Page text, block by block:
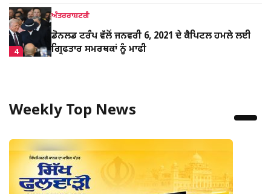
4
ਅੰਤਰਰਾਸ਼ਟਰੀ
ਡੋਨਲਡ ਟਰੰਪ ਵੱਲੋਂ ਜਨਵਰੀ 6, 2021 ਦੇ ਕੈਪਿਟਲ ਹਮਲੇ ਲਈ
ਗ੍ਰਿਫਤਾਰ ਸਮਰਥਕਾਂ ਨੂੰ ਮਾਫੀ
5
ਤੁਰੰਤ ਬਾਅਦ ਦਿੱਤਾ ਵਿਵਾਦਾਸਪਦ ਬਿਆਨ।
ਅੰਤਰਰਾਸ਼ਟਰੀ
ਰਾਸ਼ਟਰਪਤੀ ਟਰੰਪ ਨੇ ਆਪਣੇ ਚੋਣ ਵਾਅਦੇ ਅਨੁਸਾਰ WHO ਤੋਂ
ਅਮਰੀਕਾ ਨੂੰ ਹਟਾਇਆ।
Weekly Top News